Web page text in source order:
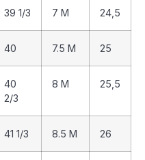
39 1/3 7 M 24,5
40 7.5 M 25
40
2/3
8 M 25,5
41 1/3 8.5 M 26